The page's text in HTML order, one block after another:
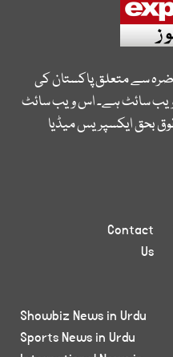
سے متعلق پاکستان کی
سائٹ ہے۔ اس ویب سائٹ
بحق ایکسپریس میڈیا
Contact
Us
Showbiz News in Urdu
Sports News in Urdu